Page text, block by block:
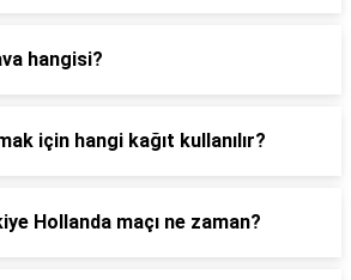
hangisi?
için hangi kağıt kullanılır?
Hollanda maçı ne zaman?